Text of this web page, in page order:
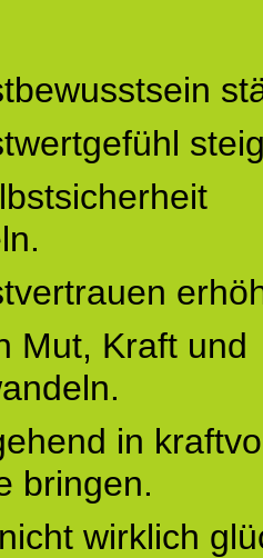
Mut, Kraft und
in
bringen.
wirklich